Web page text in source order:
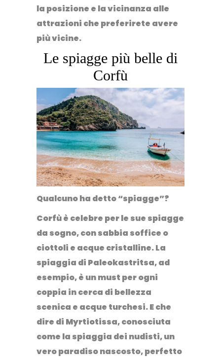
la posizione e la vicinanza alle
attrazioni che preferirete avere
più vicine.
Le spiagge più belle di
Corfù
Qualcuno ha detto “spiagge”?
Corfù è celebre per le sue spiagge
da sogno, con sabbia soffice o
ciottoli e acque cristalline.La
spiaggia di Paleokastritsa, ad
esempio, è un must per ogni
coppia in cerca di bellezza
scenica e acque turchesi. E che
dire di Myrtiotissa, conosciuta
come la spiaggia dei nudisti, un
vero paradiso nascosto, perfetto